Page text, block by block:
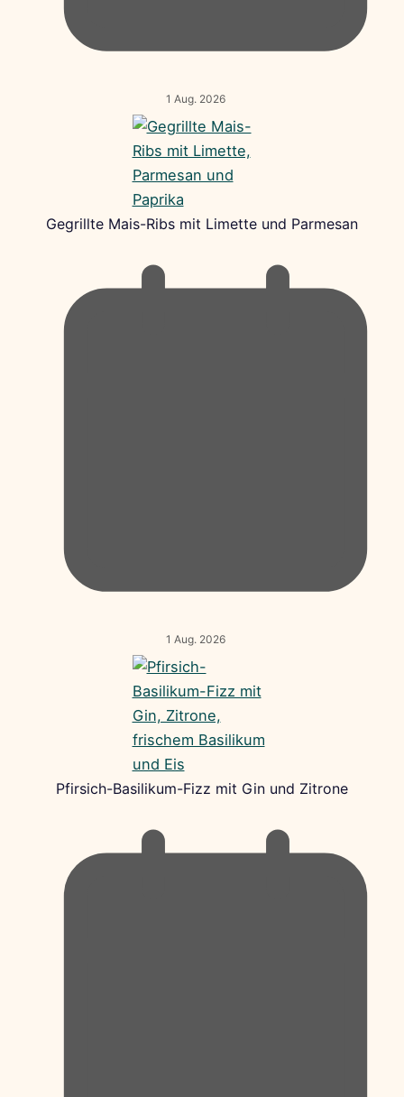
1 Aug. 2026
Gegrillte Mais-Ribs mit Limette und Parmesan
1 Aug. 2026
Pfirsich-Basilikum-Fizz mit Gin und Zitrone